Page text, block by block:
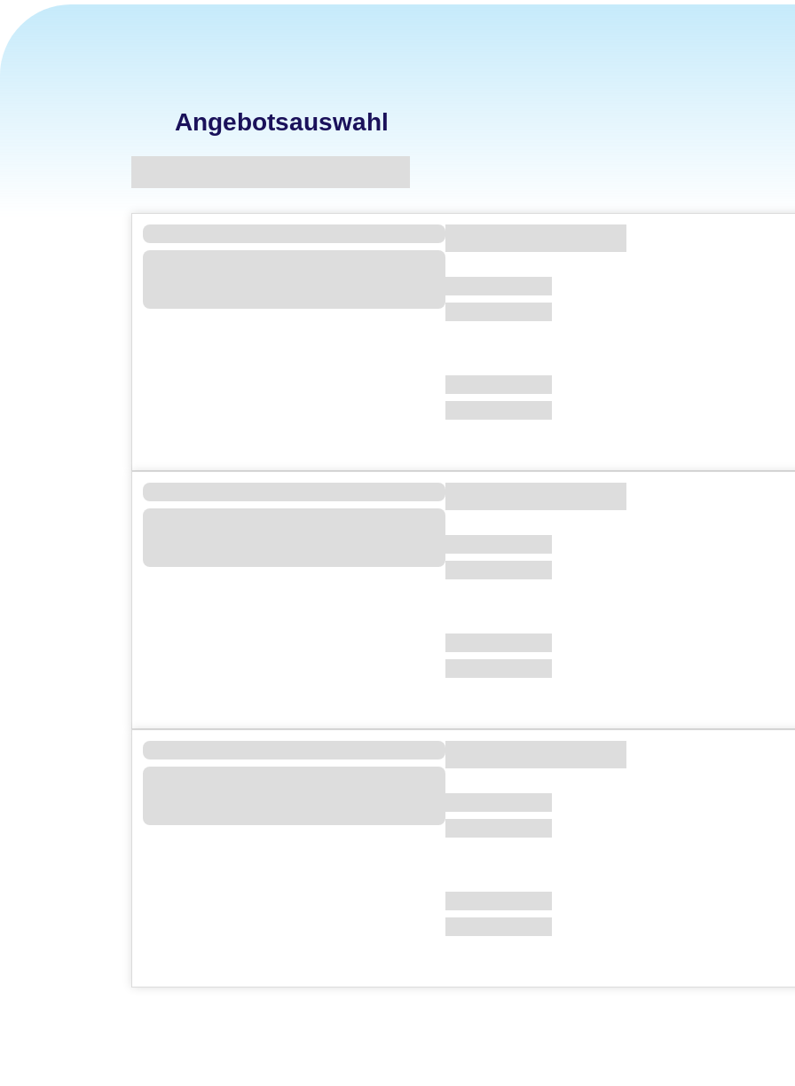
Angebotsauswahl